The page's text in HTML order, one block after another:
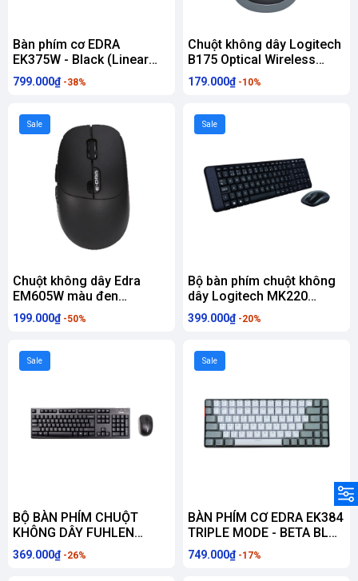
Bàn phím cơ EDRA
EK375W - Black (Linear
Switch)
799.000₫ -38%
Chuột không dây Logitech
B175 Optical Wireless
(USB/đen)
179.000₫ -10%
Sale
Chuột không dây Edra
EM605W màu đen
(Bluetooth, 2.4Ghz)
199.000₫ -50%
Sale
Bộ bàn phím chuột không
dây Logitech MK220
Wireless (USB/đen)
399.000₫ -20%
Sale
BỘ BÀN PHÍM CHUỘT
KHÔNG DÂY FUHLEN
A150G WIRELESS
(WIRELESS 2.4GHZ/ĐEN)
369.000₫ -26%
Sale
BÀN PHÍM CƠ EDRA EK384
TRIPLE MODE - BETA BLUE
SWITCH (USB-C,
WIRELESS 2.4G,
749.000₫ -17%